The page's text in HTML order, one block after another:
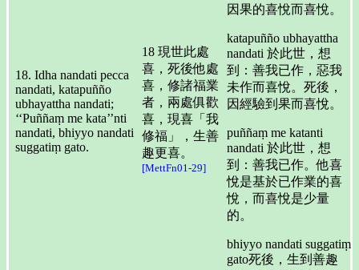
18. Idha nandati pecca
nandati, katapuñño
ubhayattha nandati;
‘‘Puññaṃ me kata’’nti
nandati, bhiyyo nandati
suggatiṃ gato.
18 現世此處
喜，死後他處
喜，修諸福業
者，兩處俱歡
喜，現喜「我
修福」，生善
趣更喜。
[MettFn01-29]
因果的喜悅而喜悅。
katapuñño ubhayattha
nandati 於此世，想
到：善我已作，惡我
未作而喜悅。死後，
因經驗到果而喜悅。
puññaṃ me katanti
nandati 於此世，想
到：善我已作。他喜
悅是基於已作業的喜
悅，而喜悅是少量
的。
bhiyyo nandati suggatiṃ
gato死後，生到善趣